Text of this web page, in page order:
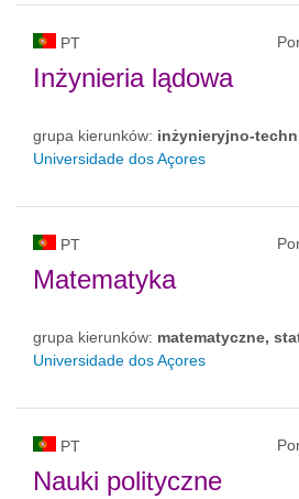
PT
Inżynieria lądowa
grupa kierunków: inżynieryjno-
Universidade dos Açores
PT
Matematyka
grupa kierunków: matematyczne,
Universidade dos Açores
PT
Nauki polityczne